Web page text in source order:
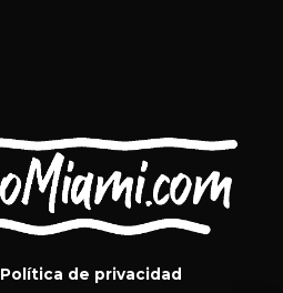
Política de privacidad